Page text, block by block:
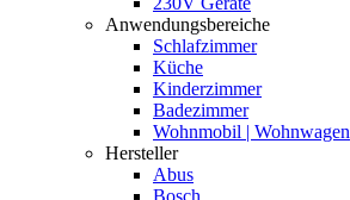
Anwendungsbereiche
Schlafzimmer
Küche
Kinderzimmer
Badezimmer
Wohnmobil | Wohnwagen
Hersteller
Abus
Bosch